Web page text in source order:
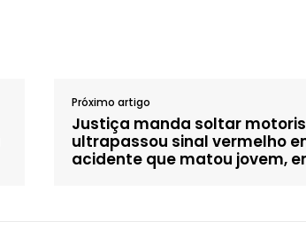
Próximo artigo
Justiça manda soltar
ultrapassou sinal vermelho
acidente que matou jovem,